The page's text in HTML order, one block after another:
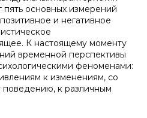
пять основных измерений
и негативное
К настоящему моменту
временной перспективы
феноменами:
к изменениям, со
поведению, к различным